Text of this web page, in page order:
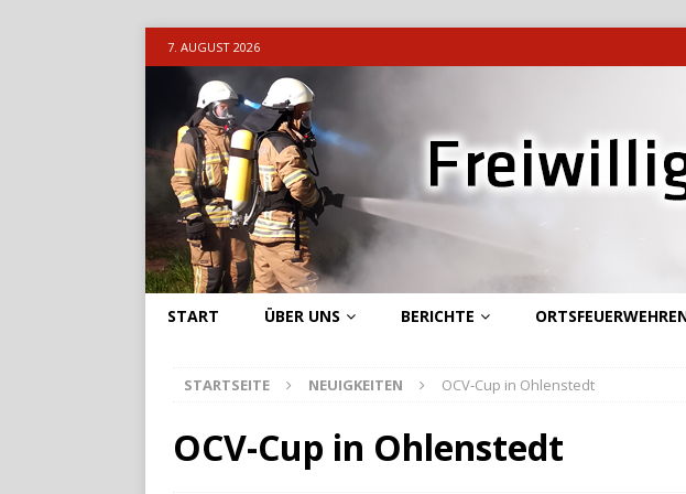
7. AUGUST 2026
START ÜBER UNS BERICHTE
STARTSEITE NEUIGKEITEN OCV-Cup in Ohlenstedt
OCV-Cup in Ohlenstedt